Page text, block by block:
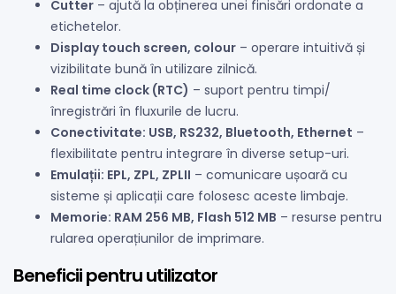
Cutter – ajută la obținerea unei finisări ordonate a
etichetelor.
Display touch screen, colour – operare intuitivă și
vizibilitate bună în utilizare zilnică.
Real time clock (RTC) – suport pentru timpi/
înregistrări în fluxurile de lucru.
Conectivitate: USB, RS232, Bluetooth, Ethernet –
flexibilitate pentru integrare în diverse setup-uri.
Emulații: EPL, ZPL, ZPLII – comunicare ușoară cu
sisteme și aplicații care folosesc aceste limbaje.
Memorie: RAM 256 MB, Flash 512 MB – resurse pentru
rularea operațiunilor de imprimare.
Beneficii pentru utilizator